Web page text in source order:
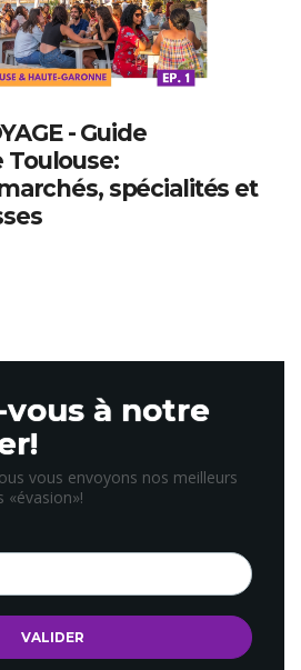
- Guide
spécialités et
à notre
vous envoyons nos meilleurs
«évasion»!